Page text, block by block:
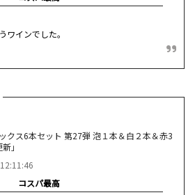
ワインでした。
クス6本セット 第27弾 泡１本＆白２本＆赤3
」
コスパ最高